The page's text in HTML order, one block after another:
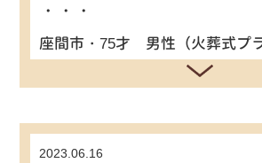
・・・
座間市・75才 男性（火葬式プラ
2023.06.16